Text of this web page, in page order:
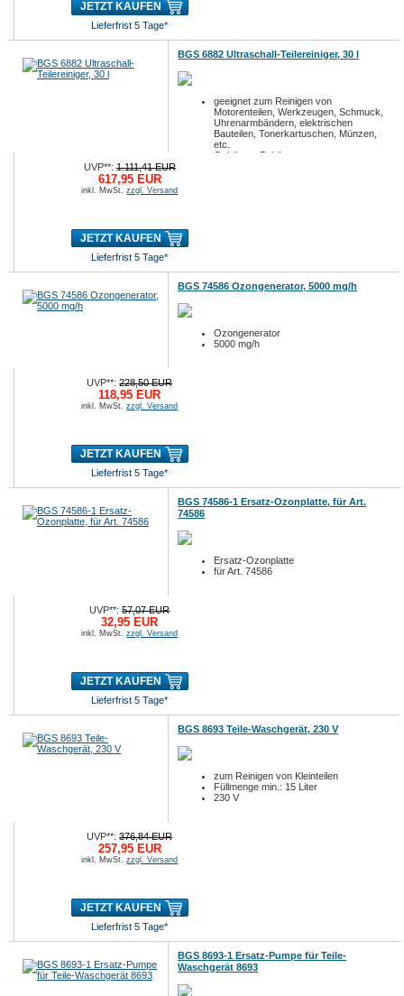
JETZT KAUFEN
Lieferfrist 5 Tage*
BGS 6882 Ultraschall-Teilereiniger, 30 l
geeignet zum Reinigen von
Motorenteilen, Werkzeugen, Schmuck,
Uhrenarmbändern, elektrischen
Bauteilen, Tonerkartuschen, Münzen,
etc.
Gehäuse, Behä...
UVP**:1.111,41 EUR
617,95 EUR
inkl. MwSt.zzgl. Versand
JETZT KAUFEN
Lieferfrist 5 Tage*
BGS 74586 Ozongenerator, 5000 mg/h
Ozongenerator
5000 mg/h
UVP**:228,50 EUR
118,95 EUR
inkl. MwSt.zzgl. Versand
JETZT KAUFEN
Lieferfrist 5 Tage*
BGS 74586-1 Ersatz-Ozonplatte, für Art.
74586
Ersatz-Ozonplatte
für Art. 74586
UVP**:57,07 EUR
32,95 EUR
inkl. MwSt.zzgl. Versand
JETZT KAUFEN
Lieferfrist 5 Tage*
BGS 8693 Teile-Waschgerät, 230 V
zum Reinigen von Kleinteilen
Füllmenge min.: 15 Liter
230 V
UVP**:376,84 EUR
257,95 EUR
inkl. MwSt.zzgl. Versand
JETZT KAUFEN
Lieferfrist 5 Tage*
BGS 8693-1 Ersatz-Pumpe für Teile-
Waschgerät 8693